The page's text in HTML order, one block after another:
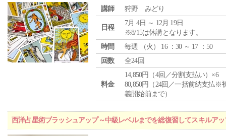
講師 狩野 みどり
日程
7月 4日 ～ 12月 19日
※8/15は休講となります。
時間
毎週 （火 ） 16 ：30 ～ 17 ：50
回数
全24回
料金
14,850円（4回／分割支払い）×6
80,850円（24回／一括前納支払※
義開始前まで）
西洋占星術ブラッシュアップ～中級レベルまでを総復習してスキルア